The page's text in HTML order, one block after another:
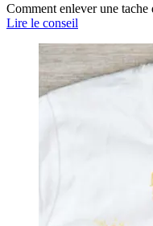
Comment enlever une
Lire le conseil